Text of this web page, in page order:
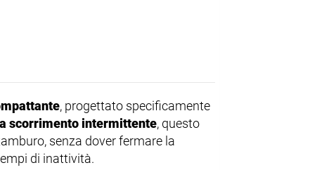
, progettato specificamente
scorrimento intermittente, questo
senza dover fermare la
di inattività.